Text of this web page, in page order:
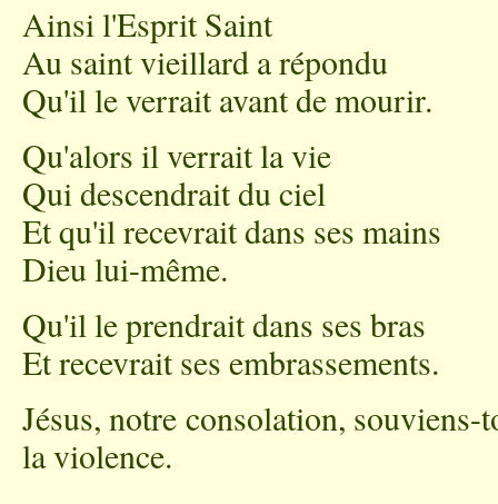
Ainsi l'Esprit Saint
Au saint vieillard a répondu
Qu'il le verrait avant de mourir.
Qu'alors il verrait la vie
Qui descendrait du ciel
Et qu'il recevrait dans ses mains
Dieu lui-même.
Qu'il le prendrait dans ses bras
Et recevrait ses embrassements.
Jésus, notre consolation, souviens-
la violence.